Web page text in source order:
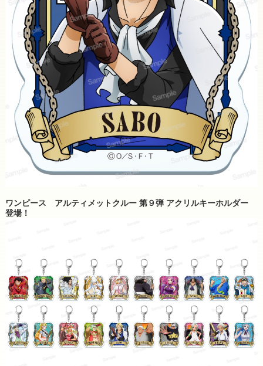
ワンピース アルティメットクルー 第９弾 アクリルキーホルダー
登場！